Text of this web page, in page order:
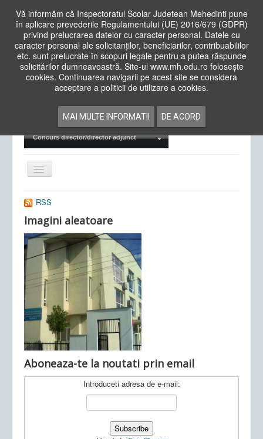
Vă informăm că Inspectoratul Scolar Judetean Mehedinti pune
în aplicare prevederile Regulamentului (UE) 2016/679 (GDPR)
privind prelucrarea datelor cu caracter personal. Datele cu
caracter personal ale solicitanților, beneficiarilor, contribuabililor
etc. sunt prelucrate în scopuri legale pentru a putea răspunde
solicitărilor dumneavoastră. Site-ul www.mh.edu.ro folosește
cookies. Continuarea navigarii pe acest site se considera
acceptare a politicii de utilizare a cookies.
MAI MULTE INFORMATII DE ACORD
Cauta
in
siteAcasa Cadre Didactice
Examene Naționale
Concurs director/director adjunct
Comută
navigarea
Ultimele articole: Vi, 04.11.2022 -
Județean Mehedinți
RSS
Imagini aleatoare
Aboneaza-te la noutati prin email
Introduceti adresa de e-mail: